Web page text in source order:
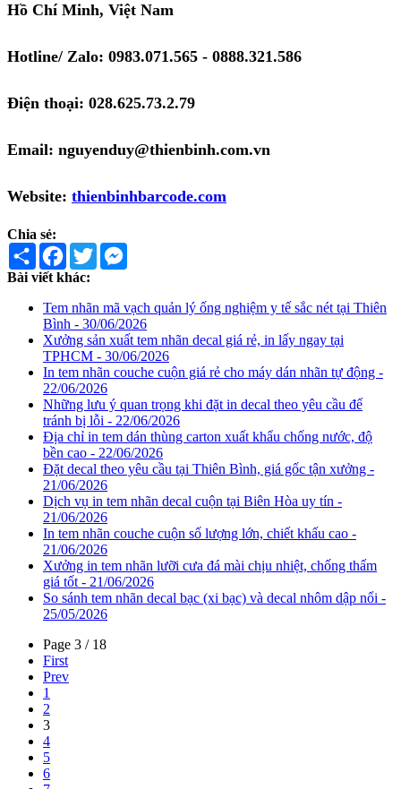
Hồ Chí Minh, Việt Nam
Hotline/ Zalo: 0983.071.565 - 0888.321.586
Điện thoại: 028.625.73.2.79
Email: nguyenduy@thienbinh.com.vn
Website: thienbinhbarcode.com
Chia sẻ:
Share Facebook
Twitter
Bài viết khác:
Tem nhãn mã vạch quản lý ống nghiệm y tế sắc nét tại Thiên
Bình - 30/06/2026
Xưởng sản xuất tem nhãn decal giá rẻ, in lấy ngay tại
TPHCM - 30/06/2026
In tem nhãn couche cuộn giá rẻ cho máy dán nhãn tự động -
22/06/2026
Những lưu ý quan trọng khi đặt in decal theo yêu cầu để
tránh bị lỗi - 22/06/2026
Địa chỉ in tem dán thùng carton xuất khẩu chống nước, độ
bền cao - 22/06/2026
Đặt decal theo yêu cầu tại Thiên Bình, giá gốc tận xưởng -
21/06/2026
Dịch vụ in tem nhãn decal cuộn tại Biên Hòa uy tín -
21/06/2026
In tem nhãn couche cuộn số lượng lớn, chiết khấu cao -
21/06/2026
Xưởng in tem nhãn lưỡi cưa đá mài chịu nhiệt, chống thấm
giá tốt - 21/06/2026
So sánh tem nhãn decal bạc (xi bạc) và decal nhôm dập nổi -
25/05/2026
Page 3 / 18
First
Prev
1
2
3
4
5
6